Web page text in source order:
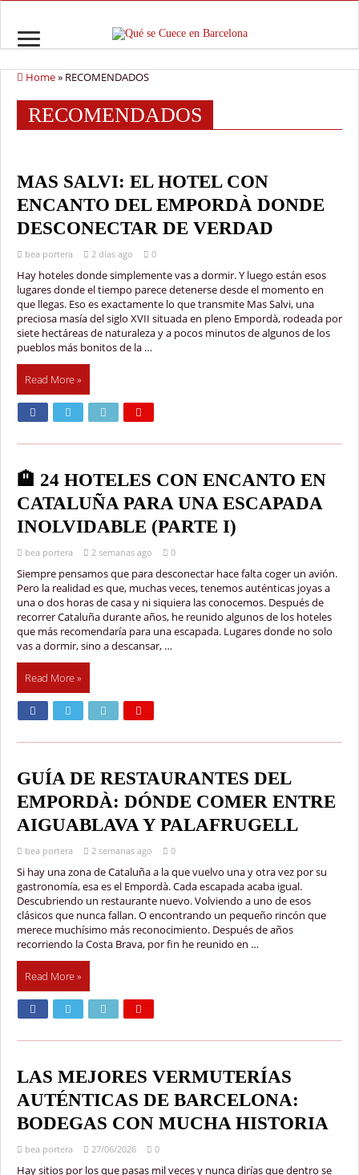
Home» RECOMENDADOS
RECOMENDADOS
MAS SALVI: EL HOTEL CON
ENCANTO DEL EMPORDÀ DONDE
DESCONECTAR DE VERDAD
bea portera 2 días ago 0
Hay hoteles donde simplemente vas a dormir. Y luego están esos
lugares donde el tiempo parece detenerse desde el momento en
que llegas. Eso es exactamente lo que transmite Mas Salvi, una
preciosa masía del siglo XVII situada en pleno Empordà, rodeada por
siete hectáreas de naturaleza y a pocos minutos de algunos de los
pueblos más bonitos de la …
Read More »
🏨 24 HOTELES CON ENCANTO EN
CATALUÑA PARA UNA ESCAPADA
INOLVIDABLE (PARTE I)
bea portera 2 semanas ago 0
Siempre pensamos que para desconectar hace falta coger un avión.
Pero la realidad es que, muchas veces, tenemos auténticas joyas a
una o dos horas de casa y ni siquiera las conocemos. Después de
recorrer Cataluña durante años, he reunido algunos de los hoteles
que más recomendaría para una escapada. Lugares donde no solo
vas a dormir, sino a descansar, …
Read More »
GUÍA DE RESTAURANTES DEL
EMPORDÀ: DÓNDE COMER ENTRE
AIGUABLAVA Y PALAFRUGELL
bea portera 2 semanas ago 0
Si hay una zona de Cataluña a la que vuelvo una y otra vez por su
gastronomía, esa es el Empordà. Cada escapada acaba igual.
Descubriendo un restaurante nuevo. Volviendo a uno de esos
clásicos que nunca fallan. O encontrando un pequeño rincón que
merece muchísimo más reconocimiento. Después de años
recorriendo la Costa Brava, por fin he reunido en …
Read More »
LAS MEJORES VERMUTERÍAS
AUTÉNTICAS DE BARCELONA:
BODEGAS CON MUCHA HISTORIA
bea portera 27/06/2026 0
Hay sitios por los que pasas mil veces y nunca dirías que dentro se